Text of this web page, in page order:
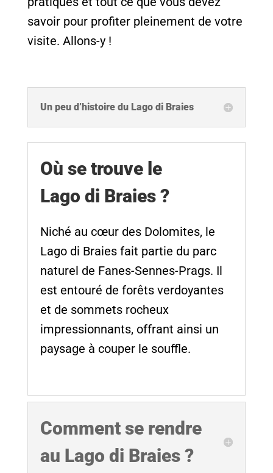
savoir pour profiter pleinement de votre
visite. Allons-y !
Un peu d’histoire du Lago di Braies
Où se trouve le
Lago di Braies ?
Niché au cœur des Dolomites, le
Lago di Braies fait partie du parc
naturel de Fanes-Sennes-Prags. Il
est entouré de forêts verdoyantes
et de sommets rocheux
impressionnants, offrant ainsi un
paysage à couper le souffle.
Comment se rendre
au Lago di Braies ?